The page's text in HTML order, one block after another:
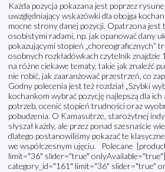
Każda pozycja pokazana jest poprzez
uwzględniający wskazówki dla obojga
mocne strony danej pozycji. Opatrzona jest
osobistymi radami, np. jak opanować dany
pokazującymi stopień „choreograficznych”
osobnych rozkładówkach czytelnik znajdzie
na różne ciekawe tematy, takie jak znaleźć
nie robić, jak zaaranżować przestrzeń, co
Godny polecenia jest też rozdział „Szybki
kochankom wybrać pozycję najlepszą dla
potrzeb, ocenić stopień trudności oraz
pobudzenia. O Kamasutrze, starożytnej
słyszał każdy, ale przez ponad szesnaście
dlatego postanowiliśmy pokazać te
we współczesnym ujęciu. Polecane
limit="36" slider="true"
category_id="161" limit="36" slider="true"